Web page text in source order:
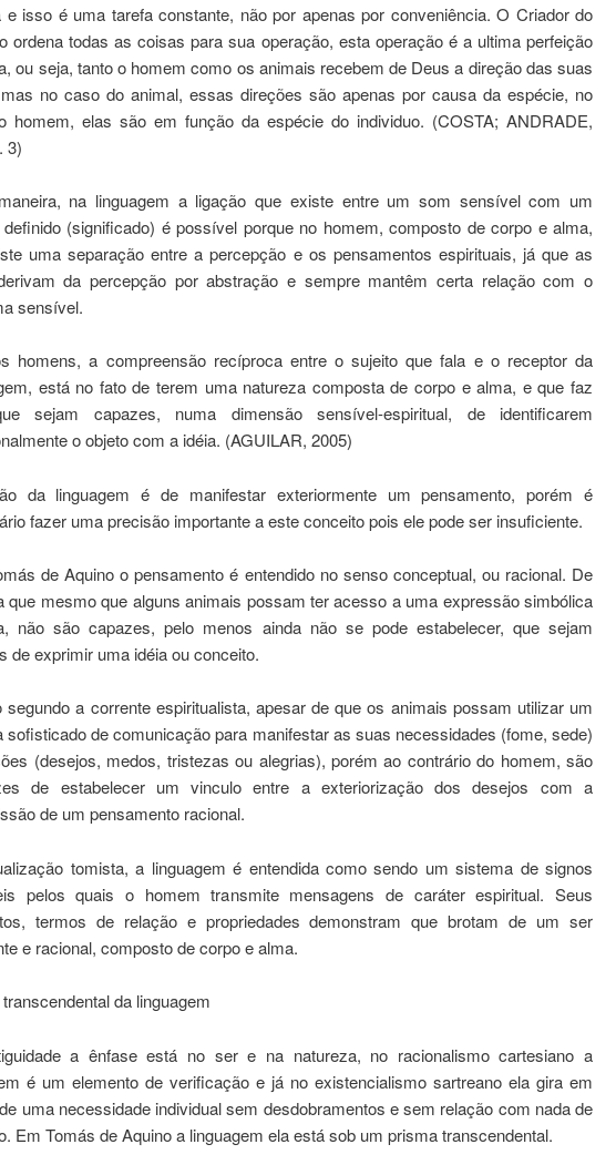
e isso é uma tarefa constante, não por apenas por conveniência. O Criador do
ordena todas as coisas para sua operação, esta operação é a ultima perfeição
ou seja, tanto o homem como os animais recebem de Deus a direção das suas
no caso do animal, essas direções são apenas por causa da espécie, no
homem, elas são em função da espécie do individuo. (COSTA; ANDRADE,
3)
na linguagem a ligação que existe entre um som sensível com um
(significado) é possível porque no homem, composto de corpo e alma,
uma separação entre a percepção e os pensamentos espirituais, já que as
da percepção por abstração e sempre mantêm certa relação com o
sensível.
homens, a compreensão recíproca entre o sujeito que fala e o receptor da
está no fato de terem uma natureza composta de corpo e alma, e que faz
sejam capazes, numa dimensão sensível-espiritual, de identificarem
o objeto com a idéia. (AGUILAR, 2005)
da linguagem é de manifestar exteriormente um pensamento, porém é
fazer uma precisão importante a este conceito pois ele pode ser insuficiente.
de Aquino o pensamento é entendido no senso conceptual, ou racional. De
que mesmo que alguns animais possam ter acesso a uma expressão simbólica
não são capazes, pelo menos ainda não se pode estabelecer, que sejam
de exprimir uma idéia ou conceito.
segundo a corrente espiritualista, apesar de que os animais possam utilizar um
sofisticado de comunicação para manifestar as suas necessidades (fome, sede)
(desejos, medos, tristezas ou alegrias), porém ao contrário do homem, são
de estabelecer um vinculo entre a exteriorização dos desejos com a
de um pensamento racional.
tomista, a linguagem é entendida como sendo um sistema de signos
pelos quais o homem transmite mensagens de caráter espiritual. Seus
termos de relação e propriedades demonstram que brotam de um ser
e racional, composto de corpo e alma.
da linguagem
a ênfase está no ser e na natureza, no racionalismo cartesiano a
é um elemento de verificação e já no existencialismo sartreano ela gira em
uma necessidade individual sem desdobramentos e sem relação com nada de
Em Tomás de Aquino a linguagem ela está sob um prisma transcendental.